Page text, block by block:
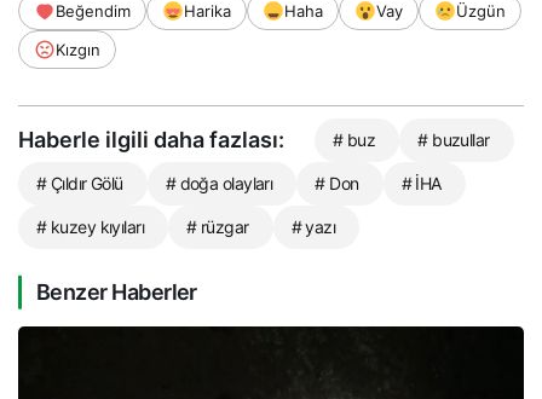
Beğendim Harika Haha Vay
Üzgün
Kızgın
Haberle ilgili daha fazlası: # buz # buzullar
# Çıldır Gölü # doğa olayları # Don # İHA
# kuzey kıyıları # rüzgar # yazı
Benzer Haberler